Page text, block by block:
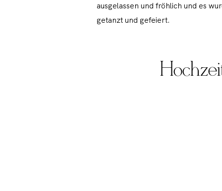
ausgelassen und fröhlich und es
getanzt und gefeiert.